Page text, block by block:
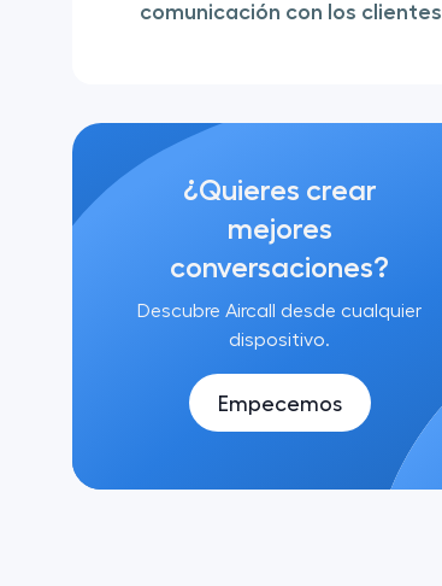
comunicación con los clientes
¿Quieres crear
mejores
conversaciones?
Descubre Aircall desde cualquier
dispositivo.
Empecemos